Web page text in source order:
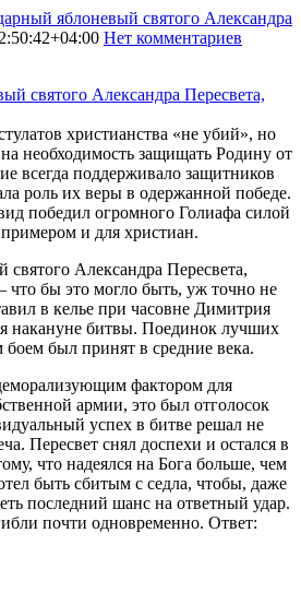
яблоневый святого Александра
Нет комментариев
христианства «не убий», но
необходимость защищать Родину от
всегда поддерживало защитников
роль их веры в одержанной победе.
победил огромного Голиафа силой
и для христиан.
Александра Пересвета,
бы это могло быть, уж точно не
в келье при часовне Димитрия
накануне битвы. Поединок лучших
был принят в средние века.
фактором для
армии, это был отголосок
успех в битве решал не
Пересвет снял доспехи и остался в
что надеялся на Бога больше, чем
быть сбитым с седла, чтобы, даже
последний шанс на ответный удар.
почти одновременно. Ответ: